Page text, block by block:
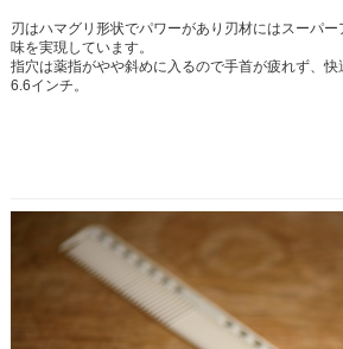
刃はハマグリ形状でパワーがあり刃材にはスーパ
味を実現しています。
指穴は薬指がやや斜めに入るので手首が疲れず、快
6.6インチ。